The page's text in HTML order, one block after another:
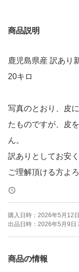
商品説明
鹿児島県産 訳あり
20キロ
写真のとおり、皮
たものですが、皮
ん。
訳ありとしてお安
購入日時： 2026年5月12
出品日時： 2026年5月9日
商品の情報